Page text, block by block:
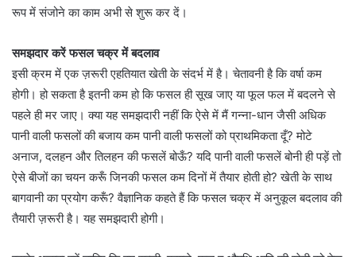
रूप में संजोने का काम अभी से शुरू कर दें।
समझदार करें फसल चक्र में बदलाव
इसी क्रम में एक ज़रूरी एहतियात खेती के संदर्भ में है। चेतावनी है कि वर्षा कम
होगी। हो सकता है इतनी कम हो कि फसल ही सूख जाए या फूल फल में बदलने से
पहले ही मर जाए। क्या यह समझदारी नहीं कि ऐसे में मैं गन्ना-धान जैसी अधिक
पानी वाली फसलों की बजाय कम पानी वाली फसलों को प्राथमिकता दूँ? मोटे
अनाज, दलहन और तिलहन की फसलें बोऊँ? यदि पानी वाली फसलें बोनी ही पड़ें तो
ऐसे बीजों का चयन करूँ जिनकी फसल कम दिनों में तैयार होती हो? खेती के साथ
बागवानी का प्रयोग करूँ? वैज्ञानिक कहते हैं कि फसल चक्र में अनुकूल बदलाव की
तैयारी ज़रूरी है। यह समझदारी होगी।